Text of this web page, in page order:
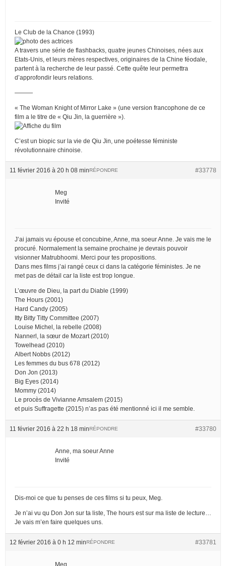
Le Club de la Chance (1993)
A travers une série de flashbacks, quatre jeunes Chinoises, nées aux
Etats-Unis, et leurs mères respectives, originaires de la Chine féodale,
partent à la recherche de leur passé. Cette quête leur permettra
d’approfondir leurs relations.
———
« The Woman Knight of Mirror Lake » (une version francophone de ce
film a le titre de « Qiu Jin, la guerrière »).
C’est un biopic sur la vie de Qiu Jin, une poétesse féministe
révolutionnaire chinoise.
11 février 2016 à 20 h 08 min #33778
RÉPONDRE
Meg
Invité
J’ai jamais vu épouse et concubine, Anne, ma soeur Anne. Je vais me le
procuré. Normalement la semaine prochaine je devrais pouvoir
visionner Matrubhoomi. Merci pour tes propositions.
Dans mes films j’ai rangé ceux ci dans la catégorie féministes. Je ne
met pas de détail car la liste est trop longue.
L’œuvre de Dieu, la part du Diable (1999)
The Hours (2001)
Hard Candy (2005)
Itty Bitty Titty Committee (2007)
Louise Michel, la rebelle (2008)
Nannerl, la sœur de Mozart (2010)
Towelhead (2010)
Albert Nobbs (2012)
Les femmes du bus 678 (2012)
Don Jon (2013)
Big Eyes (2014)
Mommy (2014)
Le procès de Vivianne Amsalem (2015)
et puis Suffragette (2015) n’as pas été mentionné ici il me semble.
11 février 2016 à 22 h 18 min #33780
RÉPONDRE
Anne, ma soeur Anne
Invité
Dis-moi ce que tu penses de ces films si tu peux, Meg.
Je n’ai vu qu Don Jon sur ta liste, The hours est sur ma liste de lecture…
Je vais m’en faire quelques uns.
12 février 2016 à 0 h 12 min #33781
RÉPONDRE
Meg